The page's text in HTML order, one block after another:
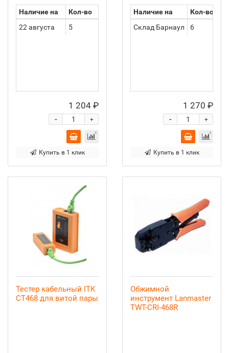
Наличие на
Кол-во
22 августа
5
1 204 ₽
+
-
Купить в 1 клик
Наличие на
Кол-во
Склад Барнаул
6
1 270 ₽
+
-
Купить в 1 клик
Тестер кабельный ITK
CT468 для витой пары
Обжимной
инструмент Lanmaster
TWT-CRI-468R